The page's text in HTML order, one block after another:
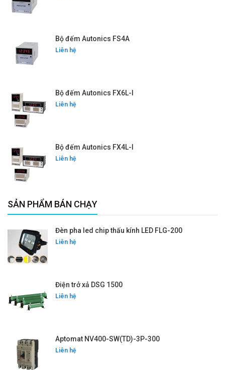
Bộ đếm Autonics FS4A
Liên hệ
Bộ đếm Autonics FX6L-I
Liên hệ
Bộ đếm Autonics FX4L-I
Liên hệ
SẢN PHẨM BÁN CHẠY
Đèn pha led chip thấu kính LED FLG-200
Liên hệ
Điện trở xả DSG 1500
Liên hệ
Aptomat NV400-SW(TD)-3P-300
Liên hệ